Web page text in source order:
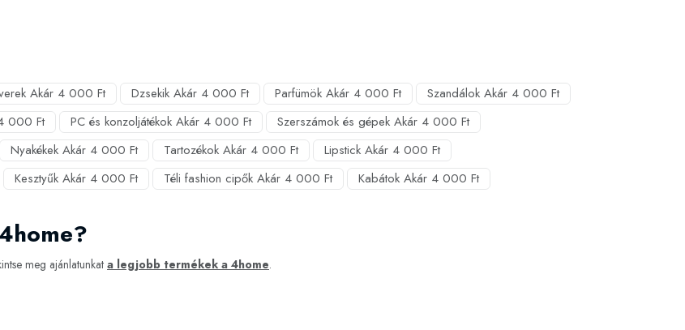
Akár 4 000 Ft Dzsekik Akár 4 000 Ft Parfümök Akár 4 000 Ft
Szandálok Akár 4 000 Ft
000 Ft PC és konzoljátékok Akár 4 000 Ft
Szerszámok és gépek Akár 4 000 Ft
Nyakékek Akár 4 000 Ft Tartozékok Akár 4 000 Ft
Lipstick Akár 4 000 Ft
Kesztyűk Akár 4 000 Ft Téli fashion cipők Akár 4 000 Ft Kabátok Akár 4 000 Ft
meg ajánlatunkat a legjobb termékek a 4home.